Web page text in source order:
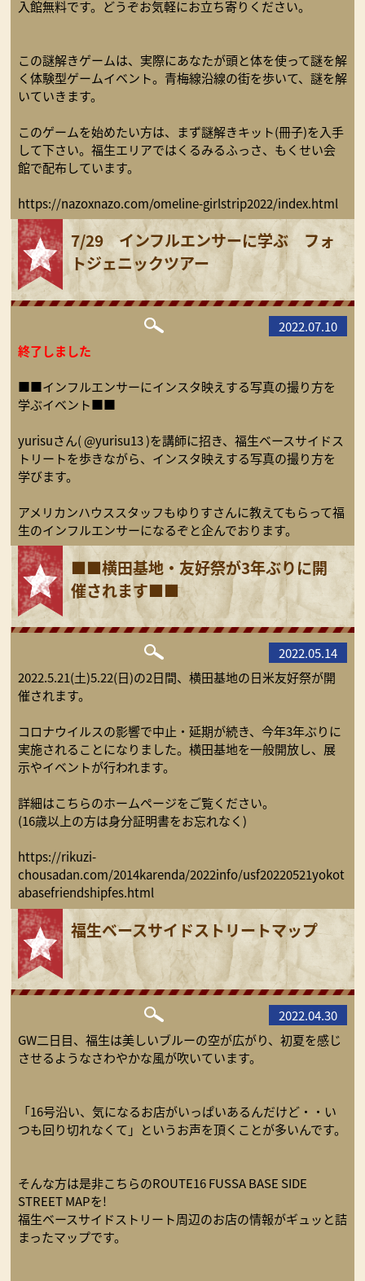
入館無料です。どうぞお気軽にお立ち寄りください。
この謎解きゲームは、実際にあなたが頭と体を使って謎を解
く体験型ゲームイベント。青梅線沿線の街を歩いて、謎を解
いていきます。
このゲームを始めたい方は、まず謎解きキット(冊子)を入手
して下さい。福生エリアではくるみるふっさ、もくせい会
館で配布しています。
https://nazoxnazo.com/omeline-girlstrip2022/index.html
7/29 インフルエンサーに学ぶ フォ
トジェニックツアー
2022.07.10
終了しました
■■インフルエンサーにインスタ映えする写真の撮り方を
学ぶイベント■■
yurisuさん( @yurisu13 )を講師に招き、福生ベースサイドス
トリートを歩きながら、インスタ映えする写真の撮り方を
学びます。
アメリカンハウススタッフもゆりすさんに教えてもらって福
生のインフルエンサーになるぞと企んでおります。
■■横田基地・友好祭が3年ぶりに開
催されます■■
2022.05.14
2022.5.21(土)5.22(日)の2日間、横田基地の日米友好祭が開
催されます。
コロナウイルスの影響で中止・延期が続き、今年3年ぶりに
実施されることになりました。横田基地を一般開放し、展
示やイベントが行われます。
詳細はこちらのホームページをご覧ください。
(16歳以上の方は身分証明書をお忘れなく)
https://rikuzi-
chousadan.com/2014karenda/2022info/usf20220521yokot
abasefriendshipfes.html
福生ベースサイドストリートマップ
2022.04.30
GW二日目、福生は美しいブルーの空が広がり、初夏を感じ
させるようなさわやかな風が吹いています。
「16号沿い、気になるお店がいっぱいあるんだけど・・い
つも回り切れなくて」というお声を頂くことが多いんです。
そんな方は是非こちらのROUTE16 FUSSA BASE SIDE
STREET MAPを!
福生ベースサイドストリート周辺のお店の情報がギュッと詰
まったマップです。